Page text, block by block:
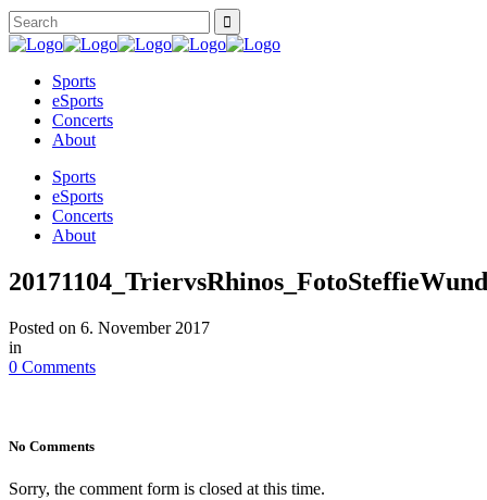
Sports
eSports
Concerts
About
Sports
eSports
Concerts
About
Posted on 6. November 2017
in
0 Comments
No Comments
Sorry, the comment form is closed at this time.